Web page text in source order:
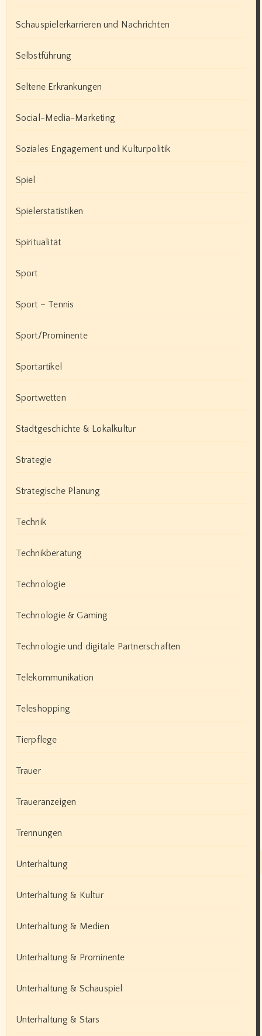
Schauspielerkarrieren und Nachrichten
Selbstführung
Seltene Erkrankungen
Social-Media-Marketing
Soziales Engagement und Kulturpolitik
Spiel
Spielerstatistiken
Spiritualität
Sport
Sport – Tennis
Sport/Prominente
Sportartikel
Sportwetten
Stadtgeschichte & Lokalkultur
Strategie
Strategische Planung
Technik
Technikberatung
Technologie
Technologie & Gaming
Technologie und digitale Partnerschaften
Telekommunikation
Teleshopping
Tierpflege
Trauer
Traueranzeigen
Trennungen
Unterhaltung
Unterhaltung & Kultur
Unterhaltung & Medien
Unterhaltung & Prominente
Unterhaltung & Schauspiel
Unterhaltung & Stars